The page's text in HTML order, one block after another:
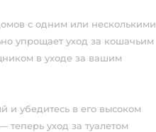
с одним или несколькими
упрощает уход за кошачьим
в уходе за вашим
и убедитесь в его высоком
теперь уход за туалетом